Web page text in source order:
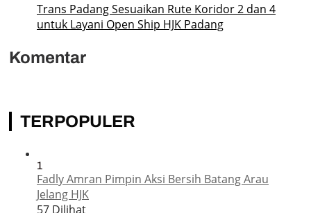
Trans Padang Sesuaikan Rute Koridor 2 dan 4
untuk Layani Open Ship HJK Padang
Komentar
TERPOPULER
1
Fadly Amran Pimpin Aksi Bersih Batang Arau
Jelang HJK
57 Dilihat